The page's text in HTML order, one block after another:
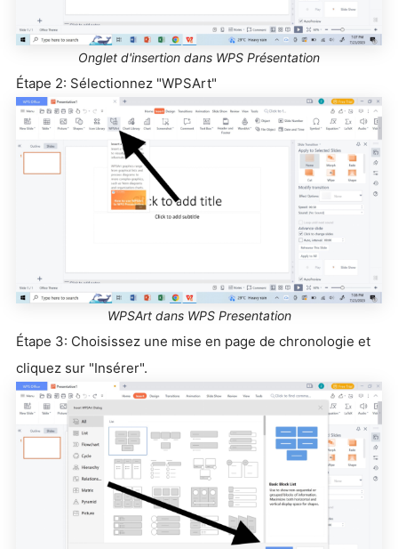
Onglet d'insertion dans WPS Présentation
Étape 2: Sélectionnez "WPSArt"
WPSArt dans WPS Presentation
Étape 3: Choisissez une mise en page de chronologie et
cliquez sur "Insérer".